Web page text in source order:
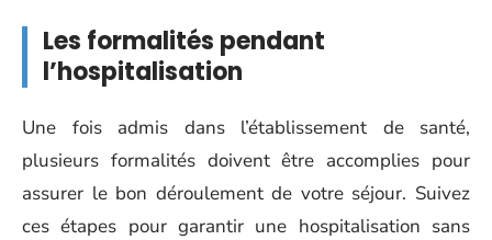
Les formalités pendant
l’hospitalisation
Une fois admis dans l’établissement de santé,
plusieurs formalités doivent être accomplies pour
assurer le bon déroulement de votre séjour. Suivez
ces étapes pour garantir une hospitalisation sans